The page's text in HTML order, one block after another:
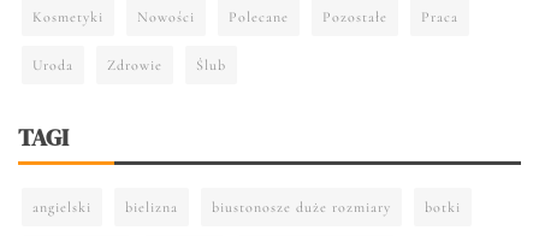
Kosmetyki Nowości Polecane Pozostałe Praca
Uroda Zdrowie Ślub
TAGI
angielski bielizna biustonosze duże rozmiary botki